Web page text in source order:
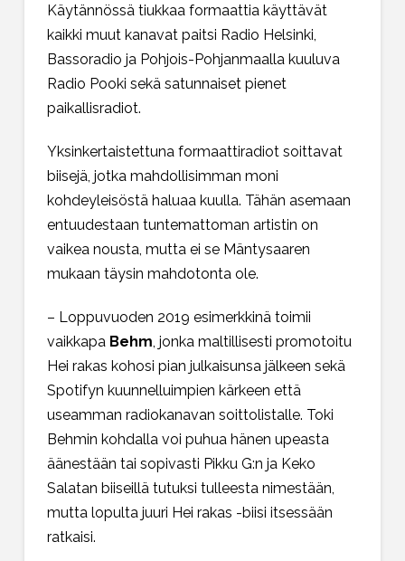
Käytännössä tiukkaa formaattia käyttävät
kaikki muut kanavat paitsi Radio Helsinki,
Bassoradio ja Pohjois-Pohjanmaalla kuuluva
Radio Pooki sekä satunnaiset pienet
paikallisradiot.
Yksinkertaistettuna formaattiradiot soittavat
biisejä, jotka mahdollisimman moni
kohdeyleisöstä haluaa kuulla. Tähän asemaan
entuudestaan tuntemattoman artistin on
vaikea nousta, mutta ei se Mäntysaaren
mukaan täysin mahdotonta ole.
– Loppuvuoden 2019 esimerkkinä toimii
vaikkapa Behm, jonka maltillisesti promotoitu
Hei rakas kohosi pian julkaisunsa jälkeen sekä
Spotifyn kuunnelluimpien kärkeen että
useamman radiokanavan soittolistalle. Toki
Behmin kohdalla voi puhua hänen upeasta
äänestään tai sopivasti Pikku G:n ja Keko
Salatan biiseillä tutuksi tulleesta nimestään,
mutta lopulta juuri Hei rakas -biisi itsessään
ratkaisi.